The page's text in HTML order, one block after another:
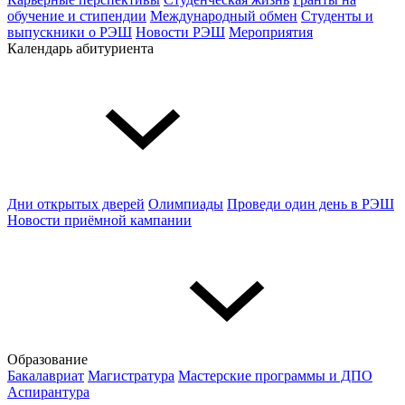
обучение и стипендии Международный обмен Студенты и
выпускники о РЭШ Новости РЭШ Мероприятия
Календарь абитуриента
Дни открытых дверей Олимпиады Проведи один день в РЭШ
Новости приёмной кампании
Образование
Бакалавриат Магистратура Мастерские программы и ДПО
Аспирантура